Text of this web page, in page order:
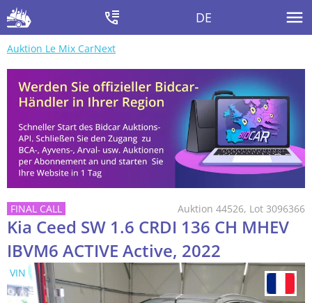
DE
Auktion Le Mix CarNext
Auktion 44526, Lot 3096366
Kia Ceed SW 1.6 CRDI 136 CH MHEV
IBVM6 ACTIVE Active, 2022
VIN